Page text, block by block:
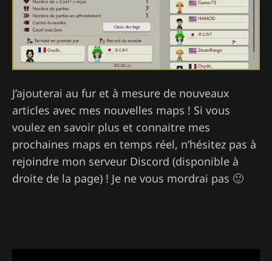
J’ajouterai au fur et à mesure de nouveaux
articles avec mes nouvelles maps ! Si vous
voulez en savoir plus et connaitre mes
prochaines maps en temps réel, n’hésitez pas à
rejoindre mon serveur Discord (disponible à
droite de la page) ! Je ne vous mordrai pas 🙂